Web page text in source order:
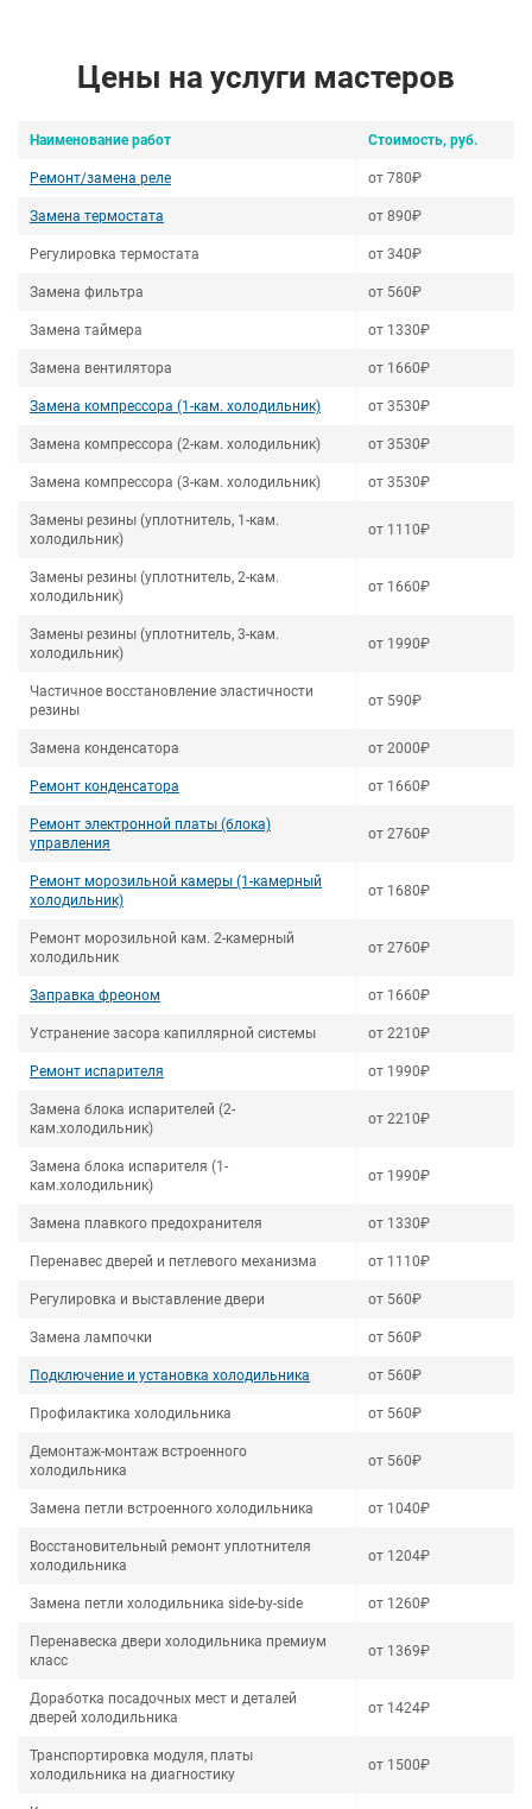
Цены на услуги мастеров
Наименование работ Стоимость, руб.
Ремонт/замена реле от 780₽
Замена термостата от 890₽
Регулировка термостата от 340₽
Замена фильтра от 560₽
Замена таймера от 1330₽
Замена вентилятора от 1660₽
Замена компрессора (1-кам. холодильник) от 3530₽
Замена компрессора (2-кам. холодильник) от 3530₽
Замена компрессора (3-кам. холодильник) от 3530₽
Замены резины (уплотнитель, 1-кам.
холодильник)
от 1110₽
Замены резины (уплотнитель, 2-кам.
холодильник)
от 1660₽
Замены резины (уплотнитель, 3-кам.
холодильник)
от 1990₽
Частичное восстановление эластичности
резины
от 590₽
Замена конденсатора от 2000₽
Ремонт конденсатора от 1660₽
Ремонт электронной платы (блока)
управления
от 2760₽
Ремонт морозильной камеры (1-камерный
холодильник)
от 1680₽
Ремонт морозильной кам. 2-камерный
холодильник
от 2760₽
Заправка фреоном от 1660₽
Устранение засора капиллярной системы от 2210₽
Ремонт испарителя от 1990₽
Замена блока испарителей (2-
кам.холодильник)
от 2210₽
Замена блока испарителя (1-
кам.холодильник)
от 1990₽
Замена плавкого предохранителя от 1330₽
Перенавес дверей и петлевого механизма от 1110₽
Регулировка и выставление двери от 560₽
Замена лампочки от 560₽
Подключение и установка холодильника от 560₽
Профилактика холодильника от 560₽
Демонтаж-монтаж встроенного
холодильника
от 560₽
Замена петли встроенного холодильника от 1040₽
Восстановительный ремонт уплотнителя
холодильника
от 1204₽
Замена петли холодильника side-by-side от 1260₽
Перенавеска двери холодильника премиум
класс
от 1369₽
Доработка посадочных мест и деталей
дверей холодильника
от 1424₽
Транспортировка модуля, платы
холодильника на диагностику
от 1500₽